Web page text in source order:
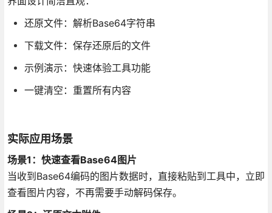
还原文件：解析Base64字符串
下载文件：保存还原后的文件
示例演示：快速体验工具功能
一键清空：重置所有内容
实际应用场景
场景1：快速查看Base64图片
当收到Base64编码的图片数据时，直接粘贴到工具中，立即
查看图片内容，不再需要手动解码保存。